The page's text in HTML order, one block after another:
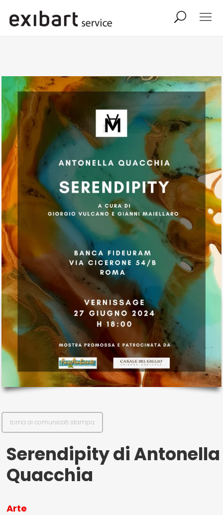
shop
abbonamento
onpaper digital
exibart team exibart.com
contatti
termini e condizioni
privacy
il mio account
Exibart.service - Exibartlab srl Via Placido Zurla 49b - 00176 Roma
- P.IVA 14105351002
torna ai comunicati stampa
Serendipity di Antonella
Quacchia
Arte